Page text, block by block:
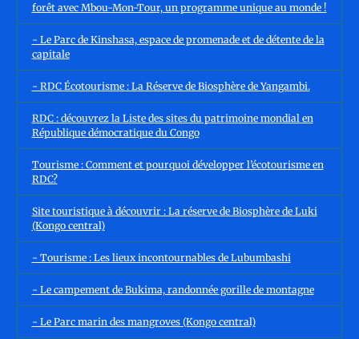
forêt avec Mbou-Mon-Tour, un programme unique au monde !
- Le Parc de Kinshasa, espace de promenade et de détente de la
capitale
- RDC Écotourisme : La Réserve de Biosphère de Yangambi.
RDC : découvrez la Liste des sites du patrimoine mondial en
République démocratique du Congo
Tourisme : Comment et pourquoi développer l’écotourisme en
RDC?
Site touristique à découvrir : La réserve de Biosphère de Luki
(Kongo central)
- Tourisme : Les lieux incontournables de Lubumbashi
- Le campement de Bukima, randonnée gorille de montagne
- Le Parc marin des mangroves (Kongo central)